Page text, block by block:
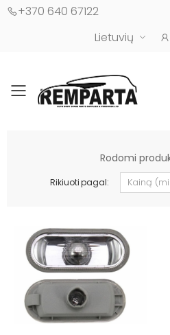
+370 640 67122
Lietuvių
Toggle mobile
Rodomi
Rikiuoti pagal: